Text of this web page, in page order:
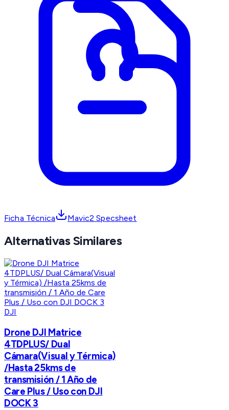
Ficha Técnica Mavic2 Specsheet
Alternativas Similares
DJI
Drone DJI Matrice
4TDPLUS/ Dual
Cámara(Visual y Térmica)
/Hasta 25kms de
transmisión / 1 Año de
Care Plus / Uso con DJI
DOCK 3